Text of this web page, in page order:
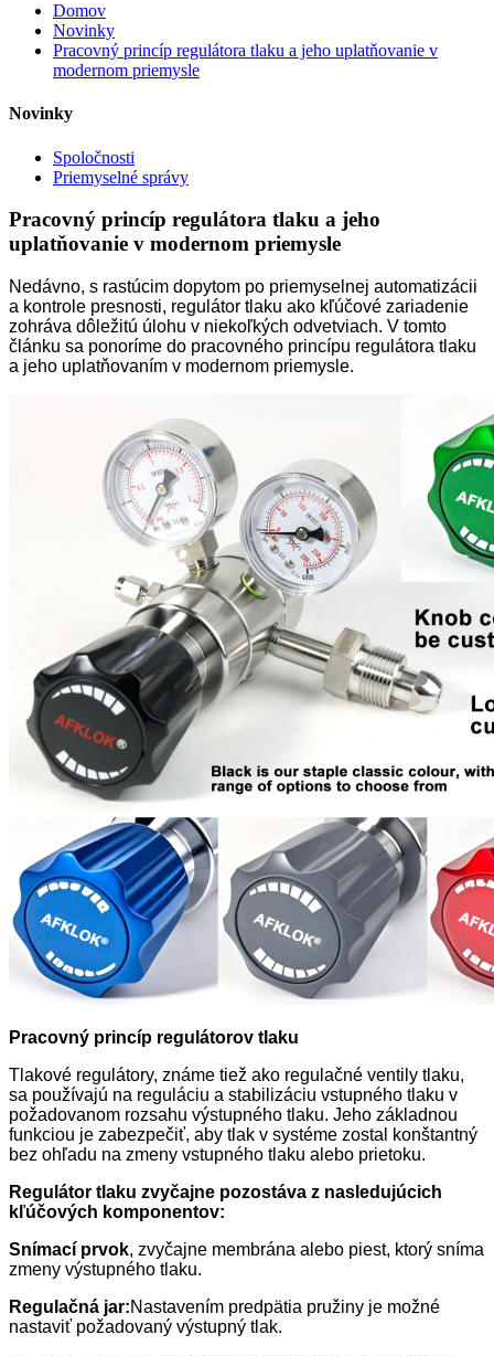
Domov
Novinky
Pracovný princíp regulátora tlaku a jeho uplatňovanie v
modernom priemysle
Novinky
Spoločnosti
Priemyselné správy
Pracovný princíp regulátora tlaku a jeho
uplatňovanie v modernom priemysle
Nedávno, s rastúcim dopytom po priemyselnej automatizácii
a kontrole presnosti, regulátor tlaku ako kľúčové zariadenie
zohráva dôležitú úlohu v niekoľkých odvetviach. V tomto
článku sa ponoríme do pracovného princípu regulátora tlaku
a jeho uplatňovaním v modernom priemysle.
Pracovný princíp regulátorov tlaku
Tlakové regulátory, známe tiež ako regulačné ventily tlaku,
sa používajú na reguláciu a stabilizáciu vstupného tlaku v
požadovanom rozsahu výstupného tlaku. Jeho základnou
funkciou je zabezpečiť, aby tlak v systéme zostal konštantný
bez ohľadu na zmeny vstupného tlaku alebo prietoku.
Regulátor tlaku zvyčajne pozostáva z nasledujúcich
kľúčových komponentov:
Snímací prvok, zvyčajne membrána alebo piest, ktorý sníma
zmeny výstupného tlaku.
Regulačná jar:Nastavením predpätia pružiny je možné
nastaviť požadovaný výstupný tlak.